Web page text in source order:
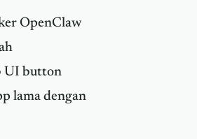
OpenClaw
UI button
lama dengan